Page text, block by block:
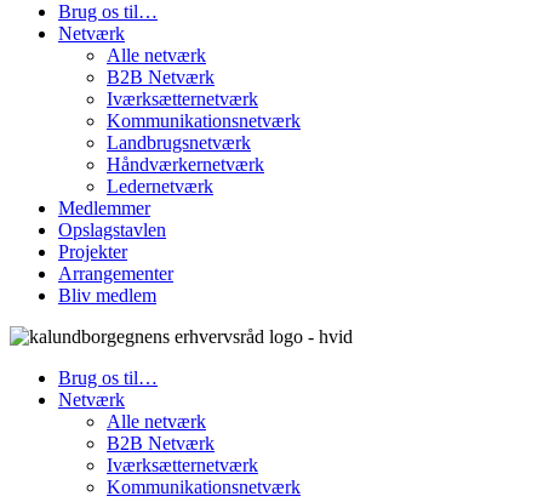
Brug os til…
Netværk
Alle netværk
B2B Netværk
Iværksætternetværk
Kommunikationsnetværk
Landbrugsnetværk
Håndværkernetværk
Ledernetværk
Medlemmer
Opslagstavlen
Projekter
Arrangementer
Bliv medlem
Brug os til…
Netværk
Alle netværk
B2B Netværk
Iværksætternetværk
Kommunikationsnetværk